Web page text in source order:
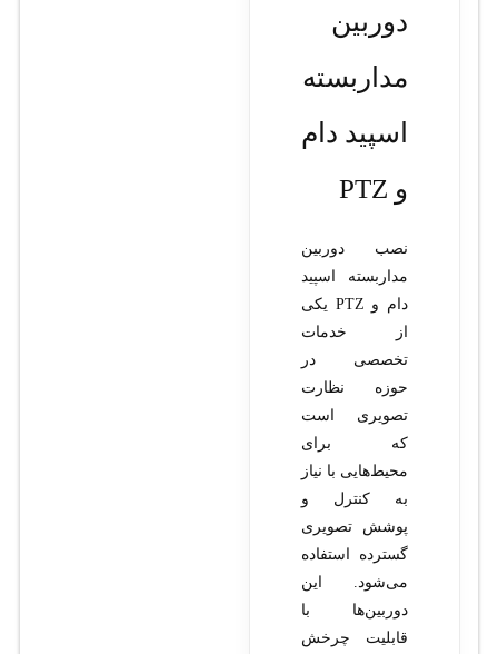
دوربين
مداربسته
اسپيد دام
و PTZ
نصب دوربين
مداربسته اسپيد
دام و PTZ یکی
از خدمات
تخصصی در
حوزه نظارت
تصویری است
که برای
محیط‌هایی با نیاز
به کنترل و
پوشش تصویری
گسترده استفاده
می‌شود. این
دوربین‌ها با
قابلیت چرخش